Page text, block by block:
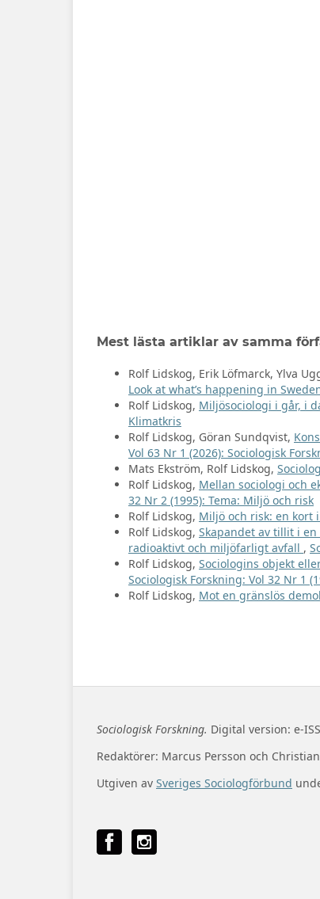
Mest lästa artiklar av samma
Rolf Lidskog, Erik Löfmarck, Ylva
Look at what’s happening in
Rolf Lidskog, Miljösociologi i går, i
Klimatkris
Rolf Lidskog, Göran Sundqvist,
Vol 63 Nr 1 (2026): Sociologisk
Mats Ekström, Rolf Lidskog,
Rolf Lidskog, Mellan sociologi och
32 Nr 2 (1995): Tema: Miljö och risk
Rolf Lidskog, Miljö och risk: en kort
Rolf Lidskog, Skapandet av tillit i
radioaktivt och miljöfarligt avfall ,
Rolf Lidskog, Sociologins objekt
Sociologisk Forskning: Vol 32 Nr 1
Rolf Lidskog, Mot en gränslös
Sociologisk Forskning. Digital version: e-
Redaktörer: Marcus Persson och
Utgiven av Sveriges Sociologförbund